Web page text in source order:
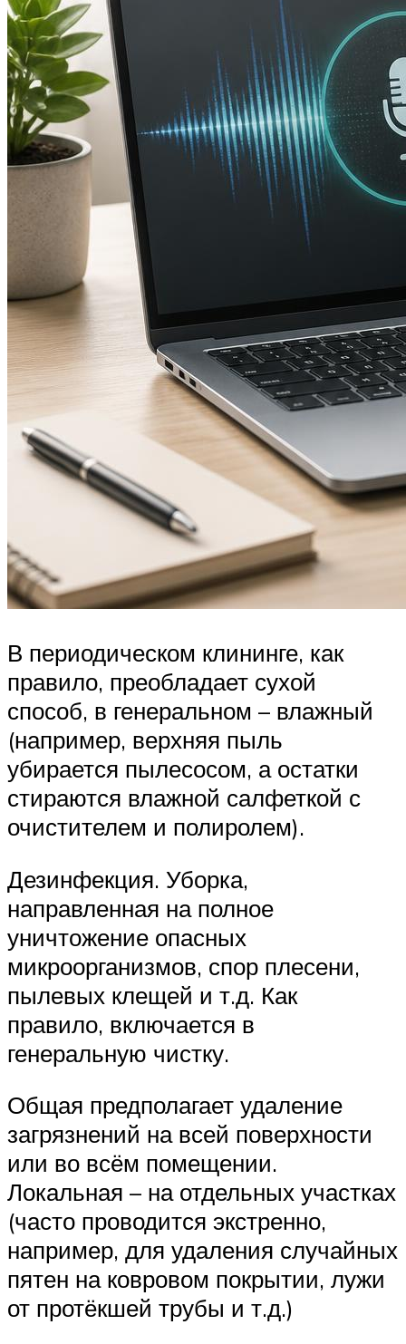
В периодическом клининге, как
правило, преобладает сухой
способ, в генеральном – влажный
(например, верхняя пыль
убирается пылесосом, а остатки
стираются влажной салфеткой с
очистителем и полиролем).
Дезинфекция. Уборка,
направленная на полное
уничтожение опасных
микроорганизмов, спор плесени,
пылевых клещей и т.д. Как
правило, включается в
генеральную чистку.
Общая предполагает удаление
загрязнений на всей поверхности
или во всём помещении.
Локальная – на отдельных участках
(часто проводится экстренно,
например, для удаления случайных
пятен на ковровом покрытии, лужи
от протёкшей трубы и т.д.)